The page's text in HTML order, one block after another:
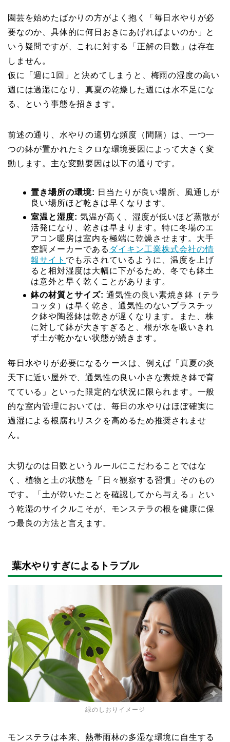
園芸を始めたばかりの方がよく抱く「毎日水やりが必
要なのか、具体的に何日おきにあげればよいのか」と
いう疑問ですが、これに対する「正解の日数」は存在
しません。
仮に「週に1回」と決めてしまうと、梅雨の湿度の高い
週には過湿になり、真夏の乾燥した週には水不足にな
る、という事態を招きます。
前述の通り、水やりの適切な頻度（間隔）は、一つ一
つの鉢が置かれたミクロな環境要因によって大きく変
動します。主な変動要因は以下の通りです。
置き場所の環境: 日当たりが良い場所、風通しが
良い場所ほど乾きは早くなります。
室温と湿度: 気温が高く、湿度が低いほど蒸散が
活発になり、乾きは早まります。特に冬場のエ
アコン暖房は室内を極端に乾燥させます。大手
空調メーカーである ダイキン工業株式会社の情
報サイト でも示されているように、温度を上げ
ると相対湿度は大幅に下がるため、冬でも鉢土
は意外と早く乾くことがあります。
鉢の材質とサイズ: 通気性の良い素焼き鉢（テラ
コッタ）は早く乾き、通気性のないプラスチッ
ク鉢や陶器鉢は乾きが遅くなります。また、株
に対して鉢が大きすぎると、根が水を吸いきれ
ず土が乾かない状態が続きます。
毎日水やりが必要になるケースは、例えば「真夏の炎
天下に近い屋外で、通気性の良い小さな素焼き鉢で育
てている」といった限定的な状況に限られます。一般
的な室内管理においては、毎日の水やりはほぼ確実に
過湿による根腐れリスクを高めるため推奨されませ
ん。
大切なのは日数というルールにこだわることではな
く、植物と土の状態を「日々観察する習慣」そのもの
です。「土が乾いたことを確認してから与える」とい
う乾湿のサイクルこそが、モンステラの根を健康に保
つ最良の方法と言えます。
葉水やりすぎによるトラブル
緑のしおりイメージ
モンステラは本来、熱帯雨林の多湿な環境に自生する